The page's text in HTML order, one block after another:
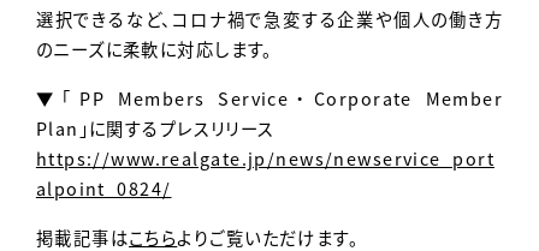
選択できるなど、コロナ禍で急変する企業や個人の働き方
のニーズに柔軟に対応します。
▼「PP Members Service・Corporate Member
Plan」に関するプレスリリース
https://www.realgate.jp/news/newservice_port
alpoint_0824/
掲載記事はこちらよりご覧いただけます。